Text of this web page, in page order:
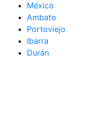
México
Ambato
Portoviejo
Ibarra
Durán